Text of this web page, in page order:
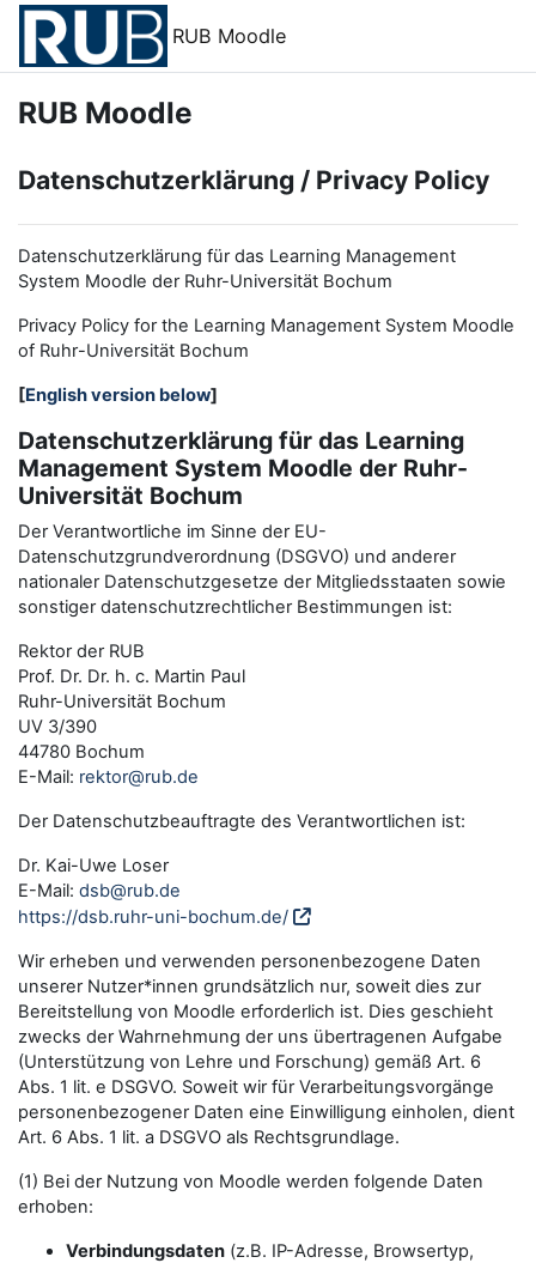
Zum Hauptinhalt
RUB Moodle
RUB Moodle
Datenschutzerklärung / Privacy Policy
Datenschutzerklärung für das Learning Management
System Moodle der Ruhr-Universität Bochum
Privacy Policy for the Learning Management System Moodle
of Ruhr-Universität Bochum
[English version below]
Datenschutzerklärung für das Learning
Management System Moodle der Ruhr-
Universität Bochum
Der Verantwortliche im Sinne der EU-
Datenschutzgrundverordnung (DSGVO) und anderer
nationaler Datenschutzgesetze der Mitgliedsstaaten sowie
sonstiger datenschutzrechtlicher Bestimmungen ist:
Rektor der RUB
Prof. Dr. Dr. h. c. Martin Paul
Ruhr-Universität Bochum
UV 3/390
44780 Bochum
E-Mail: rektor@rub.de
Der Datenschutzbeauftragte des Verantwortlichen ist:
Dr. Kai-Uwe Loser
E-Mail: dsb@rub.de
https://dsb.ruhr-uni-bochum.de/
Wir erheben und verwenden personenbezogene Daten
unserer Nutzer*innen grundsätzlich nur, soweit dies zur
Bereitstellung von Moodle erforderlich ist. Dies geschieht
zwecks der Wahrnehmung der uns übertragenen Aufgabe
(Unterstützung von Lehre und Forschung) gemäß Art. 6
Abs. 1 lit. e DSGVO. Soweit wir für Verarbeitungsvorgänge
personenbezogener Daten eine Einwilligung einholen, dient
Art. 6 Abs. 1 lit. a DSGVO als Rechtsgrundlage.
(1) Bei der Nutzung von Moodle werden folgende Daten
erhoben:
Verbindungsdaten (z.B. IP-Adresse, Browsertyp,